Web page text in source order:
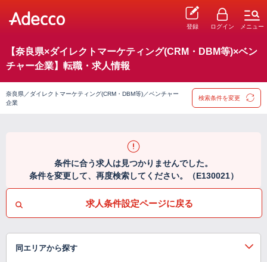
登録 ログイン メニュー
【奈良県×ダイレクトマーケティング(CRM・DBM等)×ベン
チャー企業】転職・求人情報
奈良県／ダイレクトマーケティング(CRM・DBM等)／ベンチャー
企業
検索条件を変更
条件に合う求人は見つかりませんでした。
条件を変更して、再度検索してください。（E130021）
求人条件設定ページに戻る
同エリアから探す